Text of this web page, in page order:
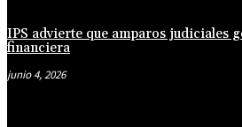
IPS advierte que amparos judiciales
financiera
junio 4, 2026